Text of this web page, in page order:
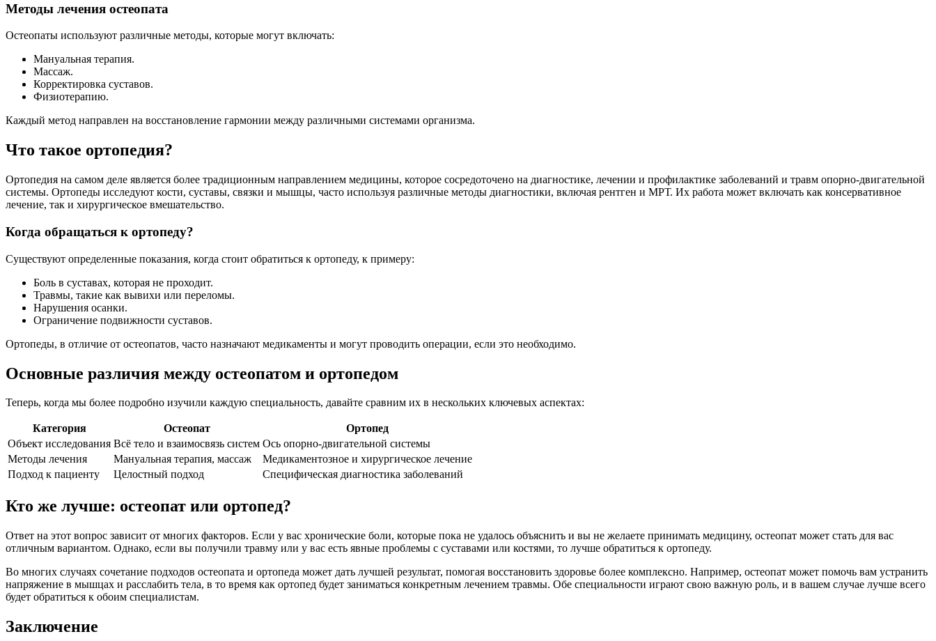
Методы лечения остеопата
Остеопаты используют различные методы, которые могут включать:
Мануальная терапия.
Массаж.
Корректировка суставов.
Физиотерапию.
Каждый метод направлен на восстановление гармонии между различными системами организма.
Что такое ортопедия?
Ортопедия на самом деле является более традиционным направлением медицины, которое сосредоточено на диагностике, лечении и профилактике заболеваний и травм опорно-двигательной
системы. Ортопеды исследуют кости, суставы, связки и мышцы, часто используя различные методы диагностики, включая рентген и МРТ. Их работа может включать как консервативное
лечение, так и хирургическое вмешательство.
Когда обращаться к ортопеду?
Существуют определенные показания, когда стоит обратиться к ортопеду, к примеру:
Боль в суставах, которая не проходит.
Травмы, такие как вывихи или переломы.
Нарушения осанки.
Ограничение подвижности суставов.
Ортопеды, в отличие от остеопатов, часто назначают медикаменты и могут проводить операции, если это необходимо.
Основные различия между остеопатом и ортопедом
Теперь, когда мы более подробно изучили каждую специальность, давайте сравним их в нескольких ключевых аспектах:
Категория Остеопат
Ортопед
Объект исследования Всё тело и взаимосвязь систем Ось опорно-двигательной системы
Методы лечения
Мануальная терапия, массаж
Медикаментозное и хирургическое лечение
Подход к пациенту
Целостный подход Специфическая диагностика заболеваний
Кто же лучше: остеопат или ортопед?
Ответ на этот вопрос зависит от многих факторов. Если у вас хронические боли, которые пока не удалось объяснить и вы не желаете принимать медицину, остеопат может стать для вас
отличным вариантом. Однако, если вы получили травму или у вас есть явные проблемы с суставами или костями, то лучше обратиться к ортопеду.
Во многих случаях сочетание подходов остеопата и ортопеда может дать лучшей результат, помогая восстановить здоровье более комплексно. Например, остеопат может помочь вам устранить
напряжение в мышцах и расслабить тела, в то время как ортопед будет заниматься конкретным лечением травмы. Обе специальности играют свою важную роль, и в вашем случае лучше всего
будет обратиться к обоим специалистам.
Заключение